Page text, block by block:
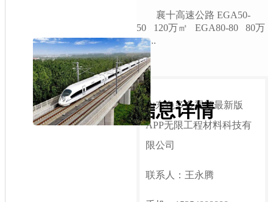
襄十高速公路 EGA50-
50 120万㎡ EGA80-80 80万
㎡ ...
山东色多多视频最新版
APP无限工程材料科技有
限公司
联系人：王永腾
信息详情